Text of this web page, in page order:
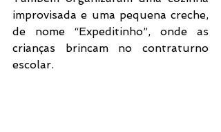
improvisada e uma pequena creche,
de nome “Expeditinho”, onde as
crianças brincam no contraturno
escolar.